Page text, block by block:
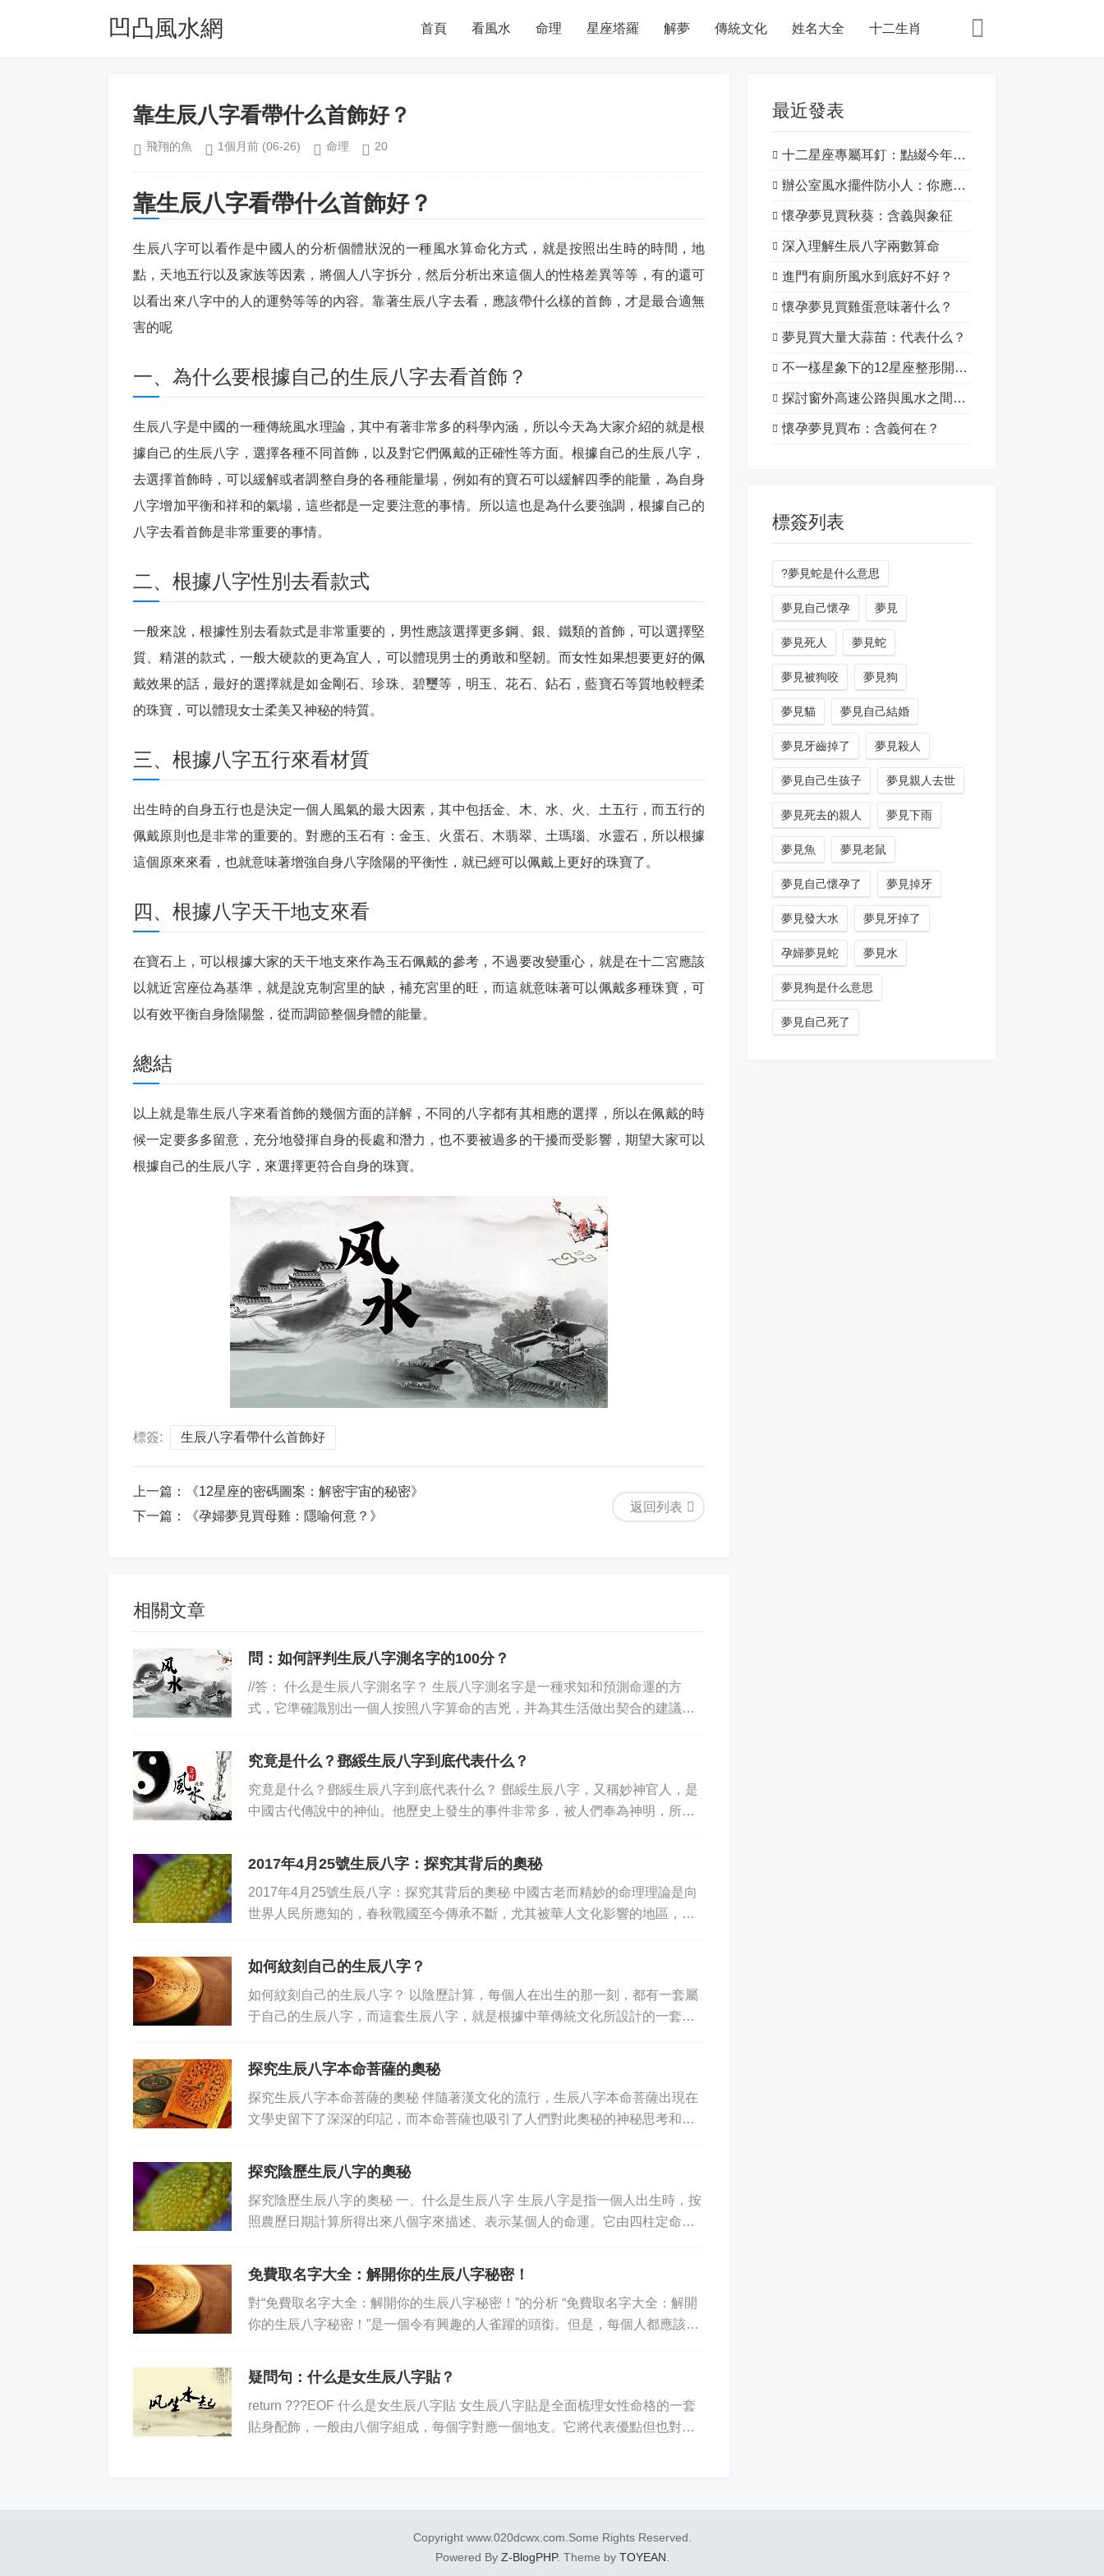
凹凸風水網 首頁 看風水 命理 星座塔羅 解夢 傳統文化 姓名大全 十二生肖
靠生辰八字看帶什么首飾好？
飛翔的魚 1個月前 (06-26) 命理 20
靠生辰八字看帶什么首飾好？
生辰八字可以看作是中國人的分析個體狀況的一種風水算命化方式，就是按照出生時的時間，地
點，天地五行以及家族等因素，將個人八字拆分，然后分析出來這個人的性格差異等等，有的還可
以看出來八字中的人的運勢等等的內容。靠著生辰八字去看，應該帶什么樣的首飾，才是最合適無
害的呢
一、為什么要根據自己的生辰八字去看首飾？
生辰八字是中國的一種傳統風水理論，其中有著非常多的科學內涵，所以今天為大家介紹的就是根
據自己的生辰八字，選擇各種不同首飾，以及對它們佩戴的正確性等方面。根據自己的生辰八字，
去選擇首飾時，可以緩解或者調整自身的各種能量場，例如有的寶石可以緩解四季的能量，為自身
八字增加平衡和祥和的氣場，這些都是一定要注意的事情。所以這也是為什么要強調，根據自己的
八字去看首飾是非常重要的事情。
二、根據八字性別去看款式
一般來說，根據性別去看款式是非常重要的，男性應該選擇更多鋼、銀、鐵類的首飾，可以選擇堅
質、精湛的款式，一般大硬款的更為宜人，可以體現男士的勇敢和堅韌。而女性如果想要更好的佩
戴效果的話，最好的選擇就是如金剛石、珍珠、碧璽等，明玉、花石、鉆石，藍寶石等質地較輕柔
的珠寶，可以體現女士柔美又神秘的特質。
三、根據八字五行來看材質
出生時的自身五行也是決定一個人風氣的最大因素，其中包括金、木、水、火、土五行，而五行的
佩戴原則也是非常的重要的。對應的玉石有：金玉、火蛋石、木翡翠、土瑪瑙、水靈石，所以根據
這個原來來看，也就意味著增強自身八字陰陽的平衡性，就已經可以佩戴上更好的珠寶了。
四、根據八字天干地支來看
在寶石上，可以根據大家的天干地支來作為玉石佩戴的參考，不過要改變重心，就是在十二宮應該
以就近宮座位為基準，就是說克制宮里的缺，補充宮里的旺，而這就意味著可以佩戴多種珠寶，可
以有效平衡自身陰陽盤，從而調節整個身體的能量。
總結
以上就是靠生辰八字來看首飾的幾個方面的詳解，不同的八字都有其相應的選擇，所以在佩戴的時
候一定要多多留意，充分地發揮自身的長處和潛力，也不要被過多的干擾而受影響，期望大家可以
根據自己的生辰八字，來選擇更符合自身的珠寶。
標簽: 生辰八字看帶什么首飾好
返回列表
上一篇：
《12星座的密碼圖案：解密宇宙的秘密》
下一篇：
《孕婦夢見買母雞：隱喻何意？》
相關文章
問：如何評判生辰八字測名字的100分？
//答： 什么是生辰八字測名字？ 生辰八字測名字是一種求知和預測命運的方
式，它準確識別出一個人按照八字算命的吉兇，并為其生活做出契合的建議。
究竟是什么？鄧綏生辰八字到底代表什么？
究竟是什么？鄧綏生辰八字到底代表什么？ 鄧綏生辰八字，又稱妙神官人，是
中國古代傳說中的神仙。他歷史上發生的事件非常多，被人們奉為神明，所以
2017年4月25號生辰八字：探究其背后的奧秘
2017年4月25號生辰八字：探究其背后的奧秘 中國古老而精妙的命理理論是向
世界人民所應知的，春秋戰國至今傳承不斷，尤其被華人文化影響的地區，更
如何紋刻自己的生辰八字？
如何紋刻自己的生辰八字？ 以陰歷計算，每個人在出生的那一刻，都有一套屬
于自己的生辰八字，而這套生辰八字，就是根據中華傳統文化所設計的一套文
探究生辰八字本命菩薩的奧秘
探究生辰八字本命菩薩的奧秘 伴隨著漢文化的流行，生辰八字本命菩薩出現在
文學史留下了深深的印記，而本命菩薩也吸引了人們對此奧秘的神秘思考和探
探究陰歷生辰八字的奧秘
探究陰歷生辰八字的奧秘 一、什么是生辰八字 生辰八字是指一個人出生時，按
照農歷日期計算所得出來八個字來描述、表示某個人的命運。它由四柱定命和
免費取名字大全：解開你的生辰八字秘密！
對“免費取名字大全：解開你的生辰八字秘密！”的分析 “免費取名字大全：解開
你的生辰八字秘密！”是一個令有興趣的人雀躍的頭銜。但是，每個人都應該在
疑問句：什么是女生辰八字貼？
return ???EOF 什么是女生辰八字貼 女生辰八字貼是全面梳理女性命格的一套
貼身配飾，一般由八個字組成，每個字對應一個地支。它將代表優點但也對應
最近發表
十二星座專屬耳釘：點綴今年的特別之處！
辦公室風水擺件防小人：你應該知道的一切
懷孕夢見買秋葵：含義與象征
深入理解生辰八字兩數算命
進門有廁所風水到底好不好？
懷孕夢見買雞蛋意味著什么？
夢見買大量大蒜苗：代表什么？
不一樣星象下的12星座整形開運：揭開星象的神秘面紗
探討窗外高速公路與風水之間的關系
懷孕夢見買布：含義何在？
標簽列表
?夢見蛇是什么意思
夢見自己懷孕 夢見
夢見死人 夢見蛇
夢見被狗咬 夢見狗
夢見貓 夢見自己結婚
夢見牙齒掉了 夢見殺人
夢見自己生孩子 夢見親人去世
夢見死去的親人 夢見下雨
夢見魚 夢見老鼠
夢見自己懷孕了 夢見掉牙
夢見發大水 夢見牙掉了
孕婦夢見蛇 夢見水
夢見狗是什么意思
夢見自己死了
Copyright www.020dcwx.com.Some Rights Reserved.
Powered By Z-BlogPHP. Theme by TOYEAN